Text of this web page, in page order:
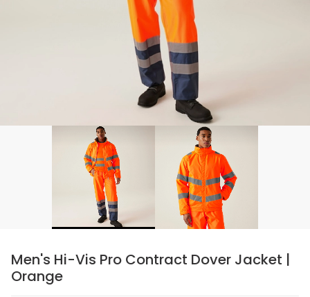
Men's Hi-Vis Pro Contract Dover Jacket |
Orange